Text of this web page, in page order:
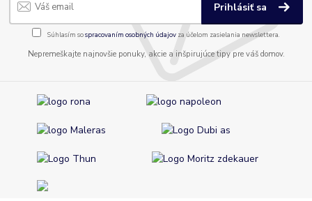
Prihlásiť sa
Súhlasím sospracovaním osobných údajov za účelom zasielania newslettera.
Nepremeškajte najnovšie ponuky, akcie a inšpirujúce tipy pre váš domov.